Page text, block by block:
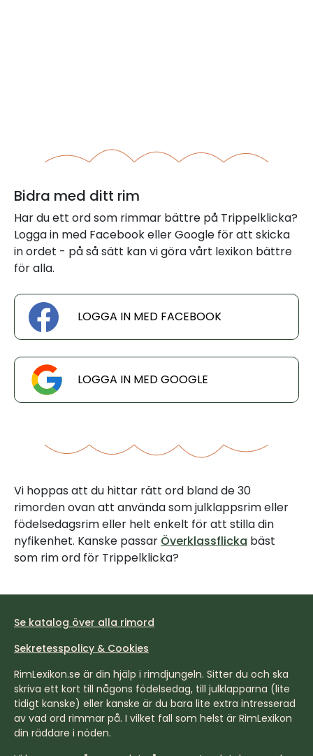
Bidra med ditt rim
Har du ett ord som rimmar bättre på Trippelklicka?
Logga in med Facebook eller Google för att skicka
in ordet - på så sätt kan vi göra vårt lexikon bättre
för alla.
LOGGA IN MED FACEBOOK
LOGGA IN MED GOOGLE
Vi hoppas att du hittar rätt ord bland de 30
rimorden ovan att använda som julklappsrim eller
födelsedagsrim eller helt enkelt för att stilla din
nyfikenhet. Kanske passar Överklassflicka bäst
som rim ord för Trippelklicka?
Se katalog över alla rimord
Sekretesspolicy & Cookies
RimLexikon.se är din hjälp i rimdjungeln. Sitter du och ska
skriva ett kort till någons födelsedag, till julklapparna (lite
tidigt kanske) eller kanske är du bara lite extra intresserad
av vad ord rimmar på. I vilket fall som helst är RimLexikon
din räddare i nöden.